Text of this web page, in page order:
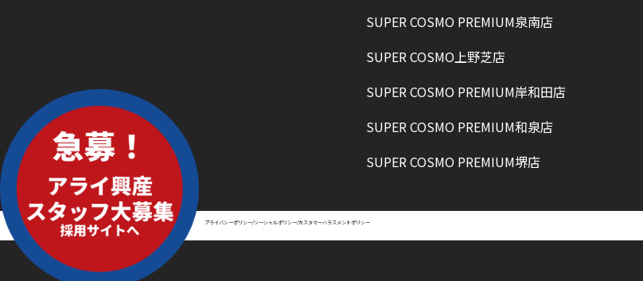
SUPER COSMO PREMIUM泉南店
SUPER COSMO上野芝店
SUPER COSMO PREMIUM岸和田店
SUPER COSMO PREMIUM和泉店
SUPER COSMO PREMIUM堺店
プライバシーポリシー/ソーシャルポリシー/カスタマーハラスメントポリシー